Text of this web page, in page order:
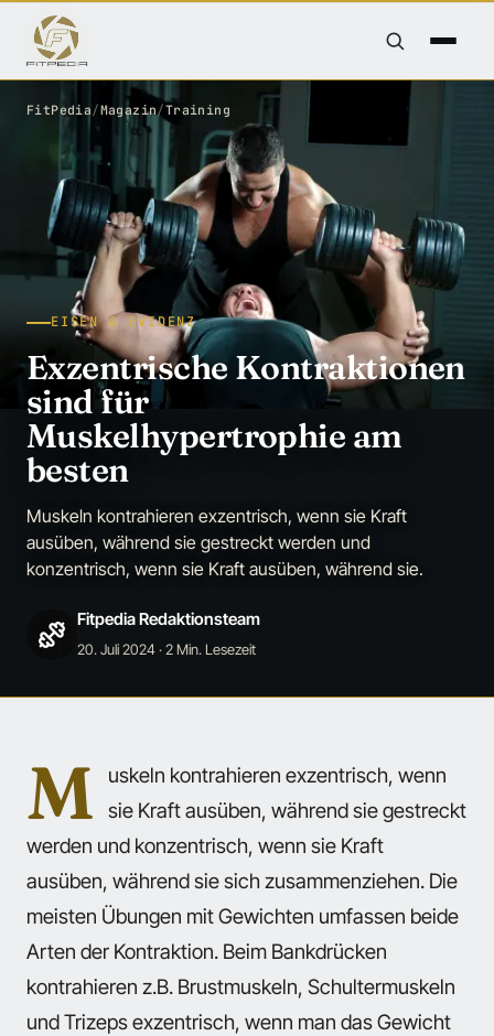
FitPedia/Magazin/Training
EISEN & EVIDENZ
Exzentrische Kontraktionen
sind für
Muskelhypertrophie am
besten
Muskeln kontrahieren exzentrisch, wenn sie Kraft
ausüben, während sie gestreckt werden und
konzentrisch, wenn sie Kraft ausüben, während sie.
Fitpedia Redaktionsteam
20. Juli 2024· 2 Min. Lesezeit
M
uskeln kontrahieren exzentrisch, wenn
sie Kraft ausüben, während sie gestreckt
werden und konzentrisch, wenn sie Kraft
ausüben, während sie sich zusammenziehen. Die
meisten Übungen mit Gewichten umfassen beide
Arten der Kontraktion. Beim Bankdrücken
kontrahieren z.B. Brustmuskeln, Schultermuskeln
und Trizeps exzentrisch, wenn man das Gewicht